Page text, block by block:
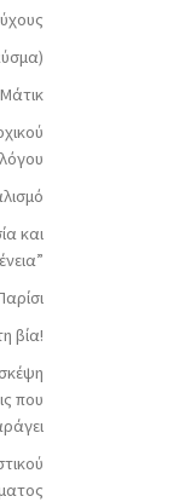
λόγου
και
βία!
που